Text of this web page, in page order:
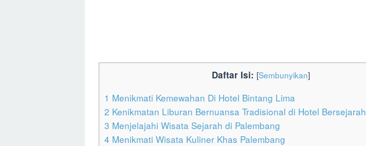
Daftar Isi: [Sembunyikan]
1 Menikmati Kemewahan Di Hotel Bintang Lima
2 Kenikmatan Liburan Bernuansa Tradisional di Hotel Bersejarah
3 Menjelajahi Wisata Sejarah di Palembang
4 Menikmati Wisata Kuliner Khas Palembang